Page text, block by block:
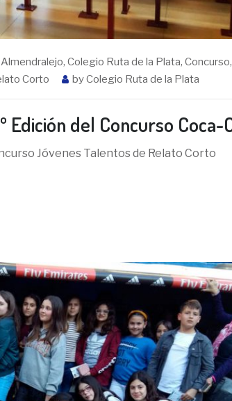
, Colegio Ruta de la Plata, Concurso,
Corto byColegio Ruta de la Plata
del Concurso Coca-
Jóvenes Talentos de Relato Corto